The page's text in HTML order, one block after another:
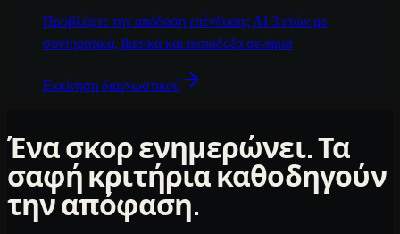
Προβλέψτε την απόδοση επένδυσης ΑΙ 3 ετών με
συντηρητικά, βασικά και αισιόδοξα σενάρια
Εκκίνηση διαγνωστικού
Ένα σκορ ενημερώνει. Τα
σαφή κριτήρια καθοδηγούν
την απόφαση.